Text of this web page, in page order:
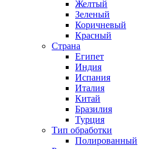
Желтый
Зеленый
Коричневый
Красный
Страна
Египет
Индия
Испания
Италия
Китай
Бразилия
Турция
Тип обработки
Полированный